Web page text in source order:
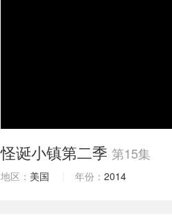
怪诞小镇第二季 第15集
地区： 美国 年份： 2014